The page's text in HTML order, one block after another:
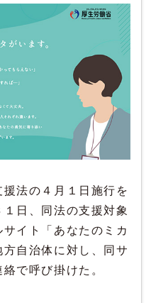
法の４月１日施行を
日、同法の支援対象
イト「あなたのミカ
自治体に対し、同サ
で呼び掛けた。